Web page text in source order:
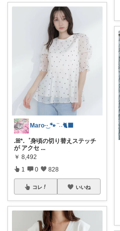
Maro·͜· 🐾 ͗ ͗˒˒🐈‍⬛
.ꕤ*.゜身頃の切り替えステッチ
が アクセ ...
￥ 8,492
1 0 828
コレ いいね